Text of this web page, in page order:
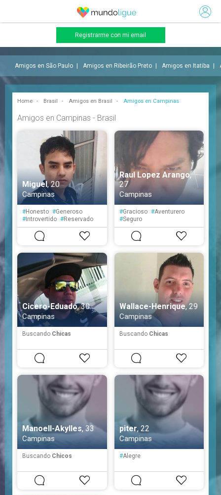
Registrarme con mi email
Amigos en São Paulo Amigos en Ribeirão Preto Amigos en Itatiba
Amigos en Campinas - Brasil
Home Brasil Amigos en Brasil Amigos en Campinas
Miguel, 20
Campinas
#Honesto #Generoso
#Introvertido #Reservado
#Atento #Educado #Fiel
Raul Lopez Arango,
27
Campinas
#Gracioso #Aventurero
#Seguro
Cicero-Eduado, 30
Campinas
Buscando Chicas
Wallace-Henrique, 29
Campinas
Buscando Chicas
Manoell-Akylles, 33
Campinas
Buscando Chicos
piter, 22
Campinas
#Alegre